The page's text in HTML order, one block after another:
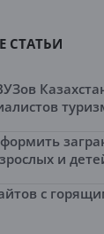
СТАТЬИ
и
с